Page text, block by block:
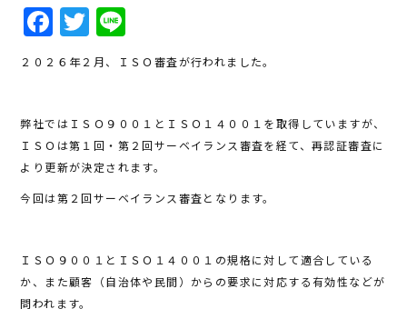
F
a
c
e
b
o
o
T
w
it
te
r
n
e
２０２６年２月、ＩＳＯ審査が行われました。
弊社ではＩＳＯ９００１とＩＳＯ１４００１を取得していますが、
ＩＳＯは第１回・第２回サーベイランス審査を経て、再認証審査に
より更新が決定されます。
今回は第２回サーベイランス審査となります。
ＩＳＯ９００１とＩＳＯ１４００１の規格に対して適合している
か、また顧客（自治体や民間）からの要求に対応する有効性などが
問われます。